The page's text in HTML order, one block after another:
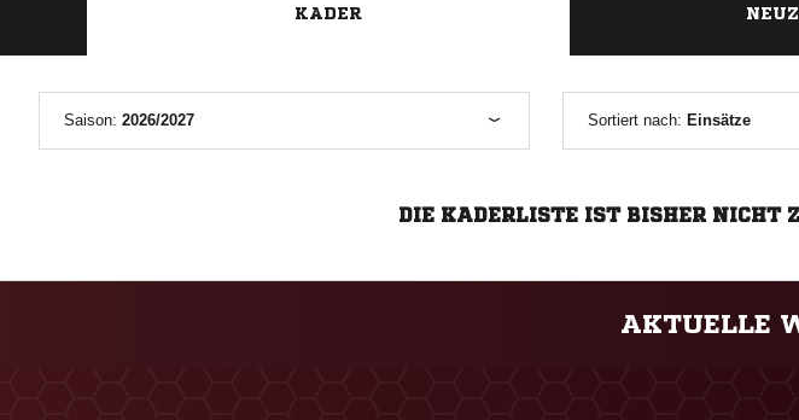
KADER
Saison: 2026/2027 Sortiert nach: Einsätze
DIE KADERLISTE IST BISHER NICHT
AKTUELLE